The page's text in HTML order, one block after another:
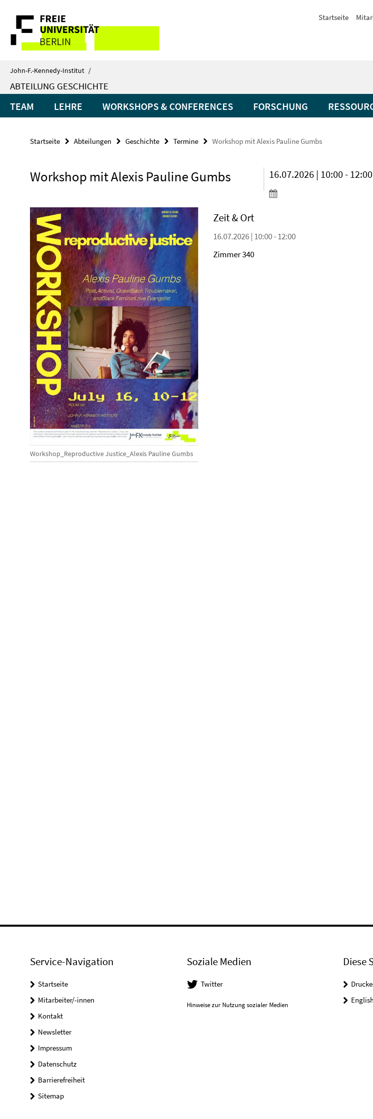
direkt
Inhalt
Service-
Navigation
Startseite
John-F.-Kennedy-Institut /
ABTEILUNG GESCHICHTE
TEAM LEHRE WORKSHOPS & CONFERENCES FORSCHUNG
Startseite Abteilungen Geschichte Termine Workshop mit Alexis Pauline Gumbs
Workshop mit Alexis Pauline Gumbs 16.07.2026 | 10:00 - 12:00
Workshop_Reproductive Justice_Alexis Pauline Gumbs
Zeit & Ort
16.07.2026 | 10:00 - 12:00
Zimmer 340
Service-Navigation
Startseite
Mitarbeiter/-innen
Kontakt
Newsletter
Impressum
Datenschutz
Barrierefreiheit
Sitemap
Soziale Medien
Twitter
Hinweise zur Nutzung sozialer Medien
Diese
English